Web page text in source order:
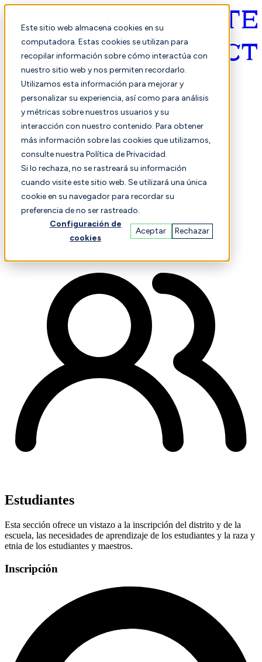
Este sitio web almacena cookies en su
computadora. Estas cookies se utilizan para
recopilar información sobre cómo interactúa con
nuestro sitio web y nos permiten recordarlo.
Utilizamos esta información para mejorar y
personalizar su experiencia, así como para análisis
y métricas sobre nuestros usuarios y su
interacción con nuestro contenido. Para obtener
más información sobre las cookies que utilizamos,
consulte nuestra Política de Privacidad.
Si lo rechaza, no se rastreará su información
cuando visite este sitio web. Se utilizará una única
cookie en su navegador para recordar su
preferencia de no ser rastreado.
Configuración de
cookies
Aceptar Rechazar
Español
Finanzas Actuación
Estudiantes
Esta sección ofrece un vistazo a la inscripción del distrito y de la
escuela, las necesidades de aprendizaje de los estudiantes y la raza y
etnia de los estudiantes y maestros.
Inscripción